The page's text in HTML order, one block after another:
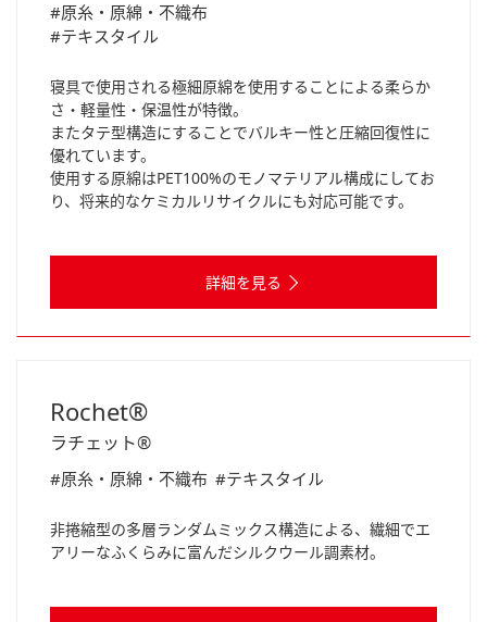
#原糸・原綿・不織布
#テキスタイル
寝具で使用される極細原綿を使用することによる柔らか
さ・軽量性・保温性が特徴。
またタテ型構造にすることでバルキー性と圧縮回復性に
優れています。
使用する原綿はPET100%のモノマテリアル構成にしてお
り、将来的なケミカルリサイクルにも対応可能です。
詳細を見る
Rochet®
ラチェット®
#原糸・原綿・不織布 #テキスタイル
非捲縮型の多層ランダムミックス構造による、繊細でエ
アリーなふくらみに富んだシルクウール調素材。